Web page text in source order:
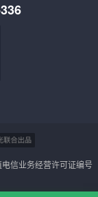
信业务经营许可证编号